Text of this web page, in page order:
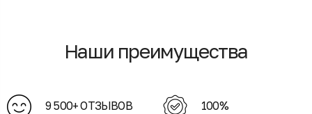
Наши преимущества
9 500+ ОТЗЫВОВ
100%